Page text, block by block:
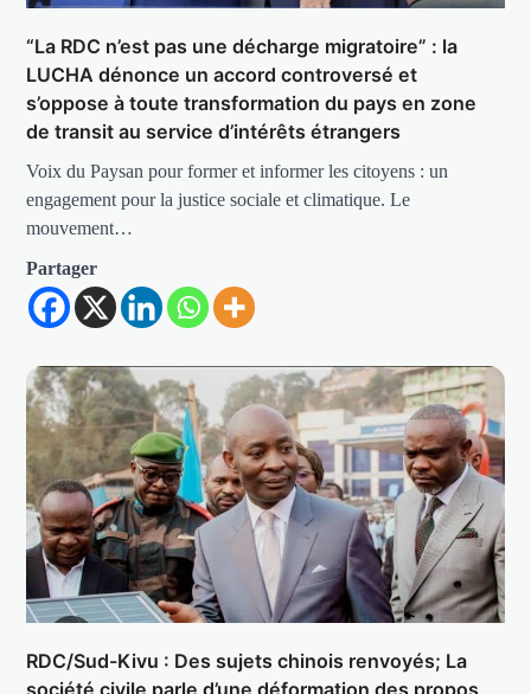
“La RDC n’est pas une décharge migratoire” : la
LUCHA dénonce un accord controversé et
s’oppose à toute transformation du pays en zone
de transit au service d’intérêts étrangers
Voix du Paysan pour former et informer les citoyens : un
engagement pour la justice sociale et climatique. Le
mouvement…
Partager
RDC/Sud-Kivu : Des sujets chinois renvoyés; La